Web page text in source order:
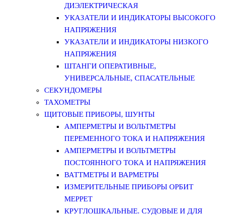
ДИЭЛЕКТРИЧЕСКАЯ
УКАЗАТЕЛИ И ИНДИКАТОРЫ ВЫСОКОГО
НАПРЯЖЕНИЯ
УКАЗАТЕЛИ И ИНДИКАТОРЫ НИЗКОГО
НАПРЯЖЕНИЯ
ШТАНГИ ОПЕРАТИВНЫЕ,
УНИВЕРСАЛЬНЫЕ, СПАСАТЕЛЬНЫЕ
СЕКУНДОМЕРЫ
ТАХОМЕТРЫ
ЩИТОВЫЕ ПРИБОРЫ, ШУНТЫ
АМПЕРМЕТРЫ И ВОЛЬТМЕТРЫ
ПЕРЕМЕННОГО ТОКА И НАПРЯЖЕНИЯ
АМПЕРМЕТРЫ И ВОЛЬТМЕТРЫ
ПОСТОЯННОГО ТОКА И НАПРЯЖЕНИЯ
ВАТТМЕТРЫ И ВАРМЕТРЫ
ИЗМЕРИТЕЛЬНЫЕ ПРИБОРЫ ОРБИТ
МЕРРЕТ
КРУГЛОШКАЛЬНЫЕ. СУДОВЫЕ И ДЛЯ